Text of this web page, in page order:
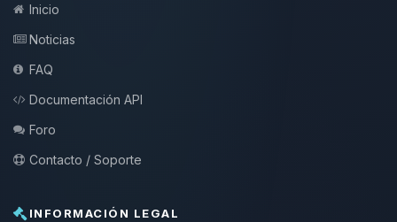
Inicio
Noticias
FAQ
Documentación API
Foro
Contacto / Soporte
INFORMACIÓN LEGAL